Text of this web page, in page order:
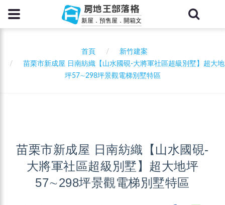
房地王部落格
新屋．預售屋．開箱文
首頁
新竹建案
苗栗市新成屋 日南紡織【山水國硯-大將軍社區超級別墅】超大地
坪57∼298坪景觀電梯別墅特區
苗栗市新成屋 日南紡織【山水國硯-
大將軍社區超級別墅】超大地坪
57∼298坪景觀電梯別墅特區